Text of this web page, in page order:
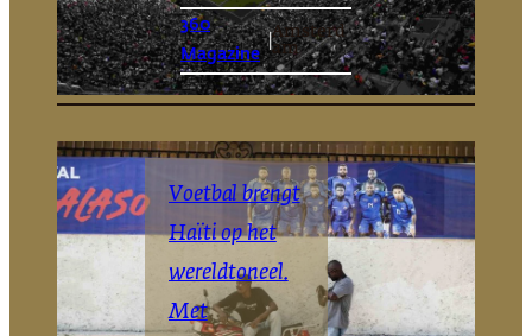
360
Magazine
|Amsterd
am
Voetbal brengt
Haïti op het
wereldtoneel.
Met